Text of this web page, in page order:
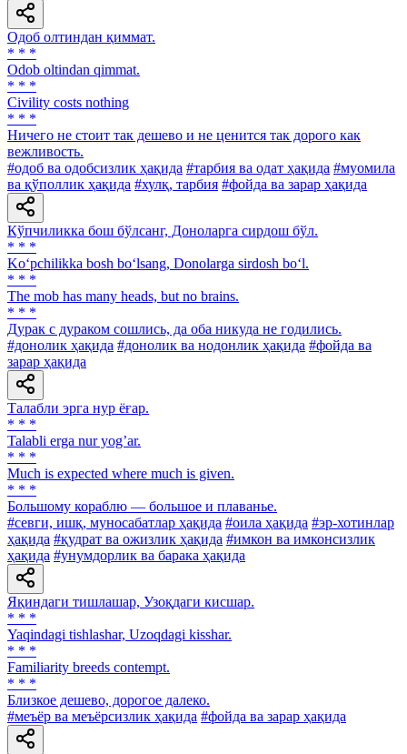
Одоб олтиндан қиммат.
* * *
Odob oltindan qimmat.
* * *
Civility costs nothing
* * *
Ничего не стоит так дешево и не ценится так дорого как
вежливость.
#одоб ва одобсизлик ҳақида #тарбия ва одат ҳақида #муомила
ва қўполлик ҳақида #хулқ, тарбия #фойда ва зарар ҳақида
Кўпчиликка бош бўлсанг, Доноларга сирдош бўл.
* * *
Ko‘pchilikka bosh bo‘lsang, Donolarga sirdosh bo‘l.
* * *
The mob has many heads, but no brains.
* * *
Дурак с дураком сошлись, да оба никуда не годились.
#донолик ҳақида #донолик ва нодонлик ҳақида #фойда ва
зарар ҳақида
Талабли эрга нур ёғар.
* * *
Talabli erga nur yogʼar.
* * *
Much is expected where much is given.
* * *
Большому кораблю — большое и плаванье.
#севги, ишқ, муносабатлар ҳақида #оила ҳақида #эр-хотинлар
ҳақида #қудрат ва ожизлик ҳақида #имкон ва имконсизлик
ҳақида #унумдорлик ва барака ҳақида
Яқиндаги тишлашар, Узоқдаги кисшар.
* * *
Yaqindagi tishlashar, Uzoqdagi kisshar.
* * *
Familiarity breeds contempt.
* * *
Близкое дешево, дорогое далеко.
#меъёр ва меъёрсизлик ҳақида #фойда ва зарар ҳақида